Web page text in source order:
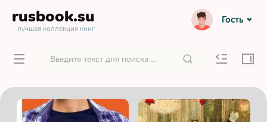
rusbook.su
лучшая коллекция книг
Гость